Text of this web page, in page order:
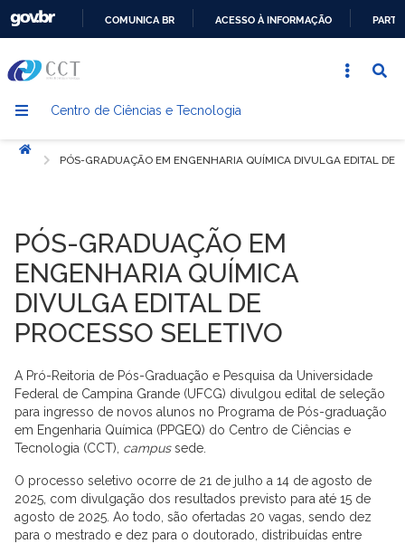
CONTEÚDO
COMUNICA BR ACESSO À INFORMAÇÃO
Centro de Ciências e Tecnologia
Início
PÓS-GRADUAÇÃO EM ENGENHARIA QUÍMICA DIVULGA EDITAL DE
PÓS-GRADUAÇÃO EM
ENGENHARIA QUÍMICA
DIVULGA EDITAL DE
PROCESSO SELETIVO
A Pró-Reitoria de Pós-Graduação e Pesquisa da Universidade
Federal de Campina Grande (UFCG) divulgou edital de seleção
para ingresso de novos alunos no Programa de Pós-graduação
em Engenharia Química (PPGEQ) do Centro de Ciências e
Tecnologia (CCT), campussede.
O processo seletivo ocorre de 21 de julho a 14 de agosto de
2025, com divulgação dos resultados previsto para até 15 de
agosto de 2025. Ao todo, são ofertadas 20 vagas, sendo dez
para o mestrado e dez para o doutorado, distribuídas entre